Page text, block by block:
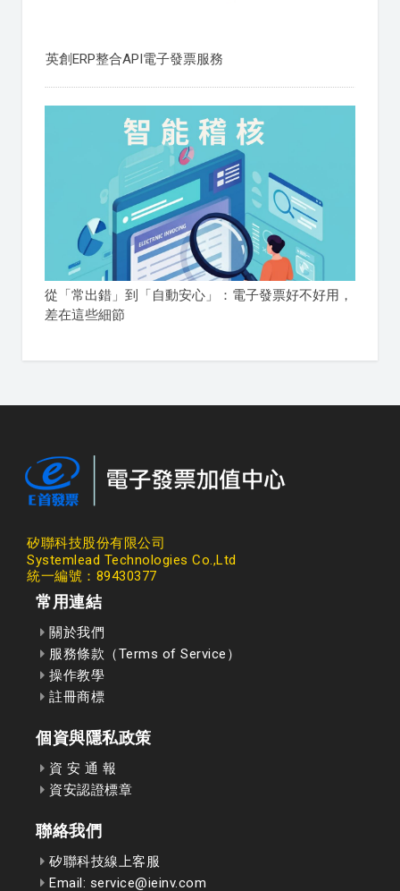
英創ERP整合API電子發票服務
從「常出錯」到「自動安心」：電子發票好不好用，
差在這些細節
矽聯科技股份有限公司
Systemlead Technologies Co.,Ltd
統一編號：89430377
常用連結
關於我們
服務條款（Terms of Service）
操作教學
註冊商標
個資與隱私政策
資 安 通 報
資安認證標章
聯絡我們
矽聯科技線上客服
Email: service@ieinv.com